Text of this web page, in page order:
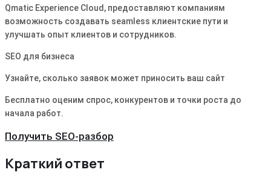
Qmatic Experience Cloud, предоставляют компаниям
возможность создавать seamless клиентские пути и
улучшать опыт клиентов и сотрудников.
SEO для бизнеса
Узнайте, сколько заявок может приносить ваш сайт
Бесплатно оценим спрос, конкурентов и точки роста до
начала работ.
Получить SEO-разбор
Краткий ответ